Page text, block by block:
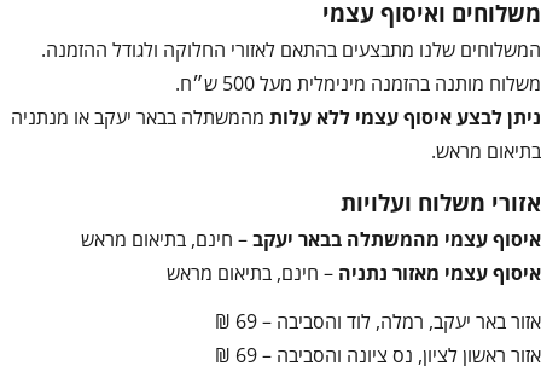
משלוחים ואיסוף עצמי
המשלוחים שלנו מתבצעים בהתאם לאזורי החלוקה ולגודל ההזמנה.
משלוח מותנה בהזמנה מינימלית מעל 500 ש״ח.
ניתן לבצע איסוף עצמי ללא עלות מהמשתלה בבאר יעקב או מנתניה
בתיאום מראש.
אזורי משלוח ועלויות
איסוף עצמי מהמשתלה בבאר יעקב– חינם, בתיאום מראש
איסוף עצמי מאזור נתניה – חינם, בתיאום מראש
אזור באר יעקב, רמלה, לוד והסביבה – 69 ₪
אזור ראשון לציון, נס ציונה והסביבה – 69 ₪